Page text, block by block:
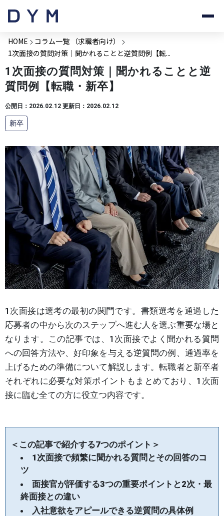
HOME
コラム一覧 （求職者向け）
1次面接の質問対策｜聞かれることと逆質問例【転...
1次面接の質問対策｜聞かれることと逆
質問例【転職・新卒】
公開日：2026.02.12 更新日：2026.02.12
新卒
1次面接は選考の最初の関門です。書類選考を通過した
応募者の中から次のステップへ進む人を選ぶ重要な場と
なります。この記事では、1次面接でよく聞かれる質問
への回答方法や、好印象を与える逆質問の例、通過率を
上げるための準備について解説します。転職者と新卒者
それぞれに必要な対策ポイントもまとめており、1次面
接に臨む全ての方に役立つ内容です。
＜この記事で紹介する7つのポイント＞
1次面接で頻繁に聞かれる質問とその回答のコ
ツ
面接官が評価する3つの重要ポイントと2次・最
終面接との違い
入社意欲をアピールできる逆質問の具体例